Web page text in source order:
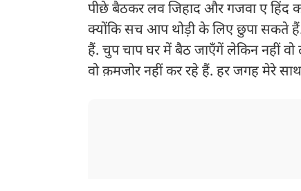
पीछे बैठकर लव जिहाद और गजवा ए हिंद
क्योंकि सच आप थोड़ी के लिए छुपा सकते हैं.
हैं. चुप चाप घर में बैठ जाएँगें लेकिन नहीं
वो क़मजोर नहीं कर रहे हैं. हर जगह मेरे